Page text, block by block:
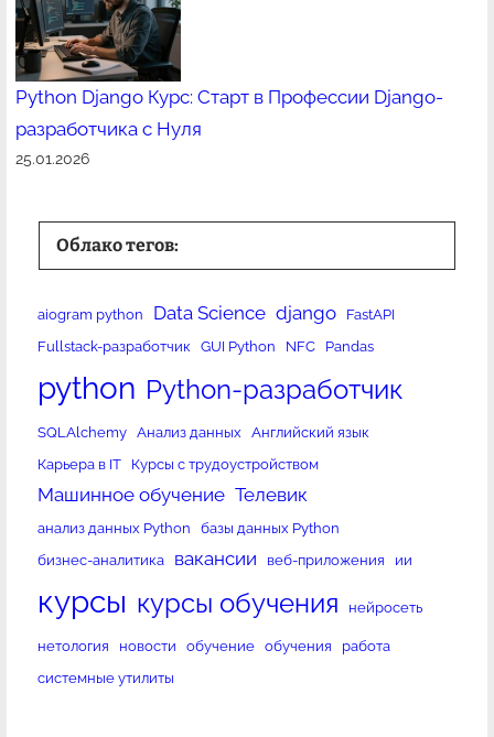
Python Django Курс: Старт в Профессии Django-
разработчика с Нуля
25.01.2026
Облако тегов:
aiogram python Data Science django
FastAPI
Fullstack-разработчик
GUI Python NFC Pandas
python Python-разработчик
SQLAlchemy Анализ данных
Английский язык
Карьера в IT
Курсы с трудоустройством
Машинное обучение Телевик
анализ данных Python
базы данных Python
бизнес-аналитика
вакансии веб-приложения ии
курсы курсы обучения нейросеть
нетология новости обучение обучения
работа
системные утилиты